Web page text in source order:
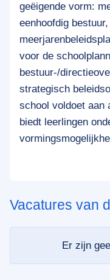
geëigende vorm:
eenhoofdig
voor de
bestuur-/
strategisch
school voldoet aan
biedt leerlingen
Vacatures van
Er zijn